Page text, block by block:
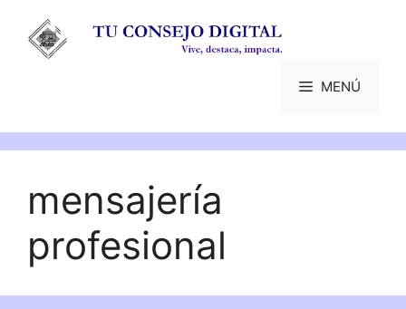
contenido
MENÚ
mensajería
profesional